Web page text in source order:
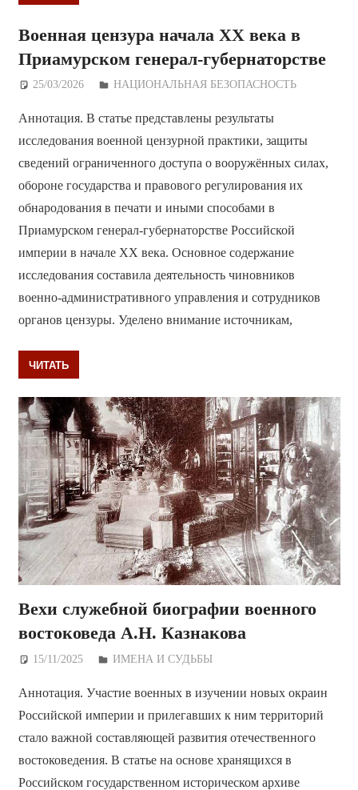
Военная цензура начала XX века в
Приамурском генерал-губернаторстве
25/03/2026 Дежурный по Редакции
НАЦИОНАЛЬНАЯ БЕЗОПАСНОСТЬ
Аннотация. В статье представлены результаты
исследования военной цензурной практики, защиты
сведений ограниченного доступа о вооружённых силах,
обороне государства и правового регулирования их
обнародования в печати и иными способами в
Приамурском генерал-губернаторстве Российской
империи в начале XX века. Основное содержание
исследования составила деятельность чиновников
военно-административного управления и сотрудников
органов цензуры. Уделено внимание источникам,
ЧИТАТЬ
Вехи служебной биографии военного
востоковеда А.Н. Казнакова
15/11/2025 Дежурный по Редакции
ИМЕНА И СУДЬБЫ
Аннотация. Участие военных в изучении новых окраин
Российской империи и прилегавших к ним территорий
стало важной составляющей развития отечественного
востоковедения. В статье на основе хранящихся в
Российском государственном историческом архиве